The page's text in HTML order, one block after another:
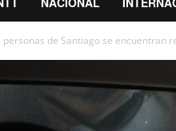
personas de Santiago se encuentran